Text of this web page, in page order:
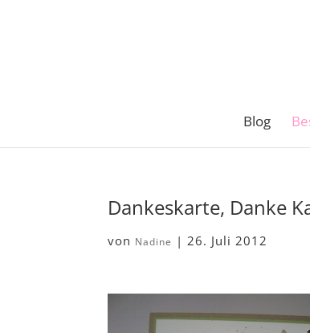
Blog
Dankeskarte, Danke
von Nadine |26. Juli 2012